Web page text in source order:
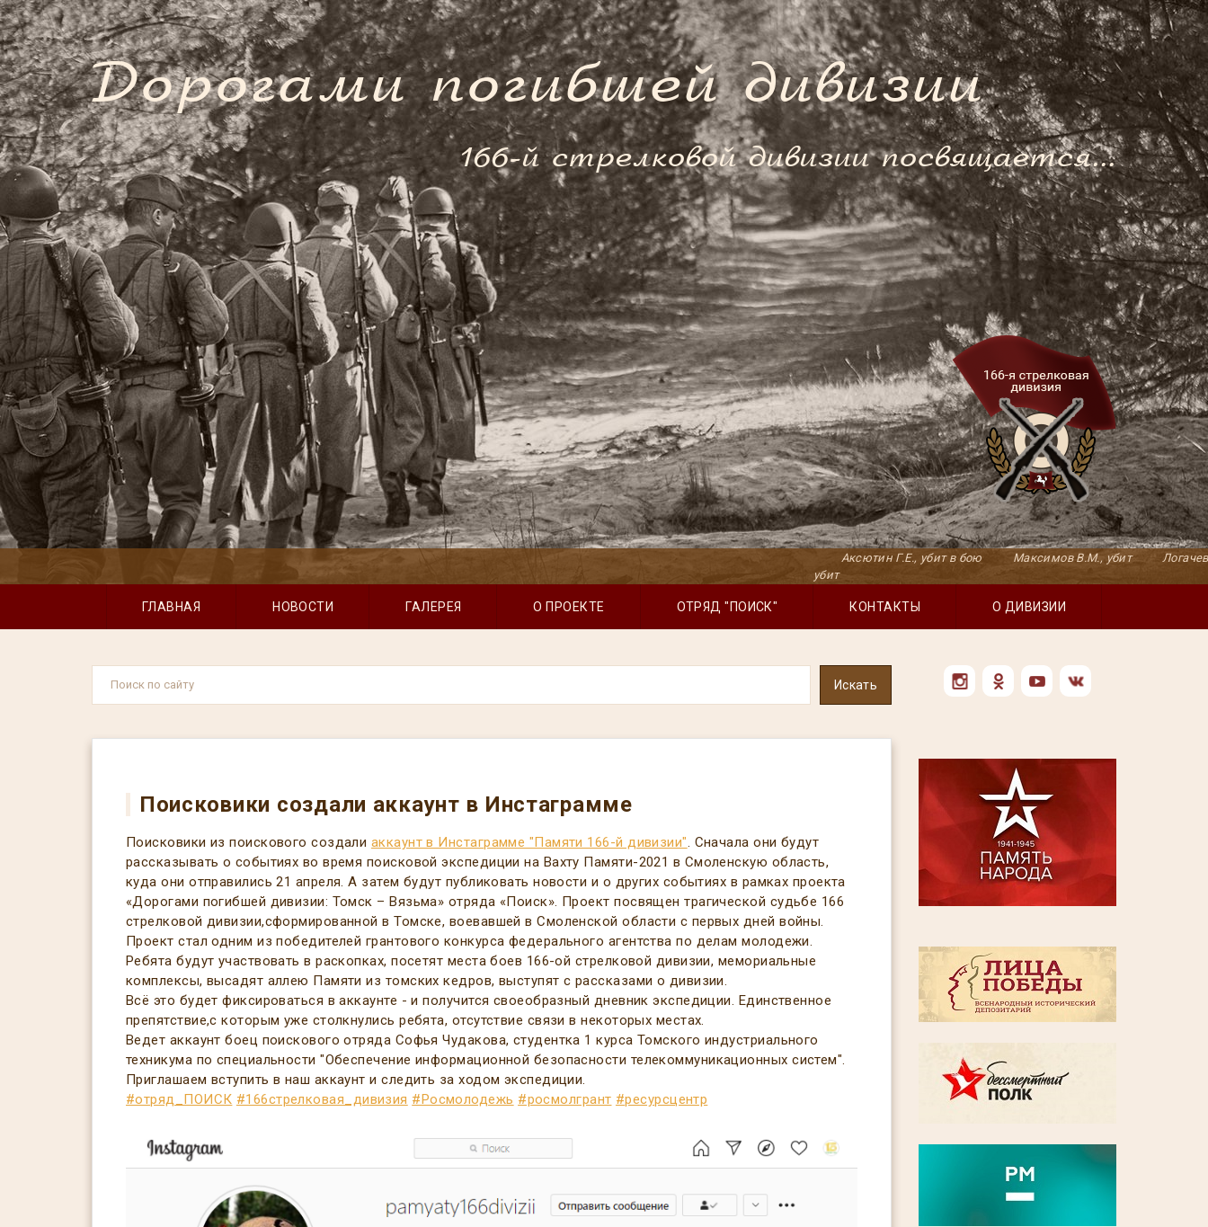
Дорогами погибшей дивизии
166-й стрелковой дивизии посвящается...
Аксютин Г.Е., убит в бою Максимов В.М., убит Логачев и.Д.,убит в
убит
ГЛАВНАЯ НОВОСТИ ГАЛЕРЕЯ О ПРОЕКТЕ ОТРЯД "ПОИСК" КОНТАКТЫ О ДИВИЗИИ
Поисковики создали аккаунт в Инстаграмме
Поисковики из поискового создали аккаунт в Инстаграмме "Памяти 166-й дивизии". Сначала они будут
рассказывать о событиях во время поисковой экспедиции на Вахту Памяти-2021 в Смоленскую область,
куда они отправились 21 апреля. А затем будут публиковать новости и о других событиях в рамках проекта
«Дорогами погибшей дивизии: Томск – Вязьма» отряда «Поиск». Проект посвящен трагической судьбе 166
стрелковой дивизии,сформированной в Томске, воевавшей в Смоленской области с первых дней войны.
Проект стал одним из победителей грантового конкурса федерального агентства по делам молодежи.
Ребята будут участвовать в раскопках, посетят места боев 166-ой стрелковой дивизии, мемориальные
комплексы, высадят аллею Памяти из томских кедров, выступят с рассказами о дивизии.
Всё это будет фиксироваться в аккаунте - и получится своеобразный дневник экспедиции. Единственное
препятствие,с которым уже столкнулись ребята, отсутствие связи в некоторых местах.
Ведет аккаунт боец поискового отряда Софья Чудакова, студентка 1 курса Томского индустриального
техникума по специальности "Обеспечение информационной безопасности телекоммуникационных систем".
Приглашаем вступить в наш аккаунт и следить за ходом экспедиции.
#отряд_ПОИСК #166стрелковая_дивизия #Росмолодежь #росмолгрант #ресурсцентр